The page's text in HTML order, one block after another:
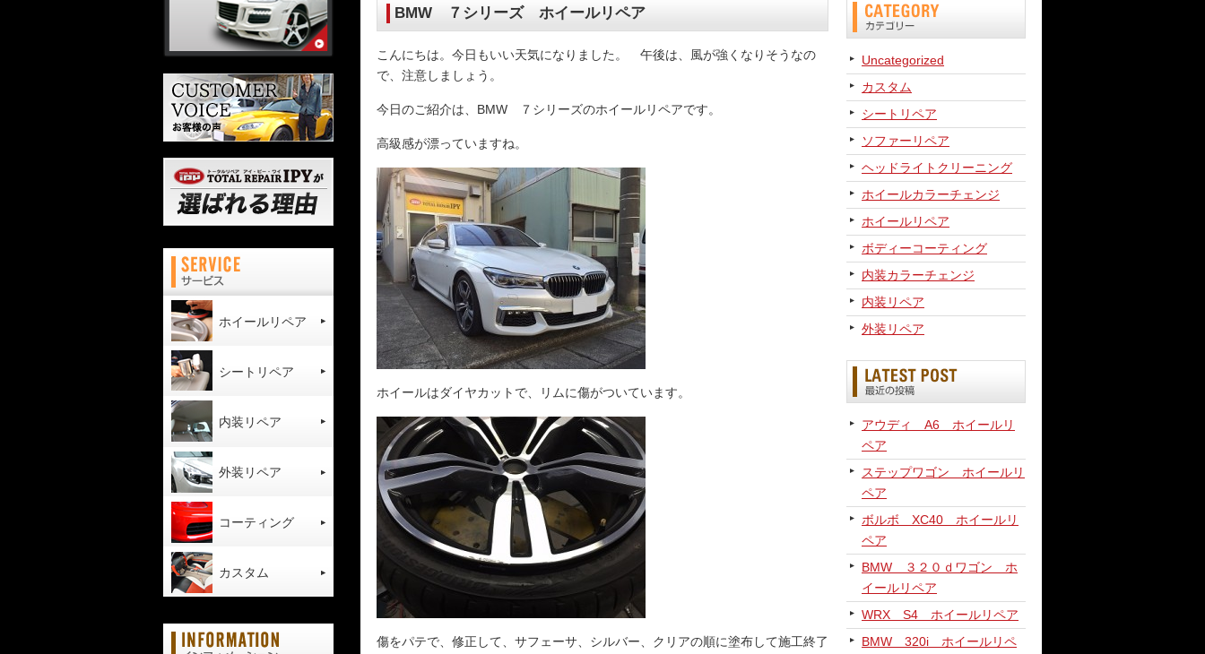
BMW ７シリーズ ホイールリペア
こんにちは。今日もいい天気になりました。 午後は、風が強くなりそうなの
で、注意しましょう。
今日のご紹介は、BMW ７シリーズのホイールリペアです。
高級感が漂っていますね。
ホイールはダイヤカットで、リムに傷がついています。
傷をパテで、修正して、サフェーサ、シルバー、クリアの順に塗布して施工終了
Uncategorized
カスタム
シートリペア
ソファーリペア
ヘッドライトクリーニング
ホイールカラーチェンジ
ホイールリペア
ボディーコーティング
内装カラーチェンジ
内装リペア
外装リペア
アウディ A6 ホイールリ
ペア
ステップワゴン ホイールリ
ペア
ボルボ XC40 ホイールリ
ペア
BMW ３２０ｄワゴン ホ
イールリペア
WRX S4 ホイールリペア
BMW 320i ホイールリペ
ホイールリペア
シートリペア
内装リペア
外装リペア
コーティング
カスタム